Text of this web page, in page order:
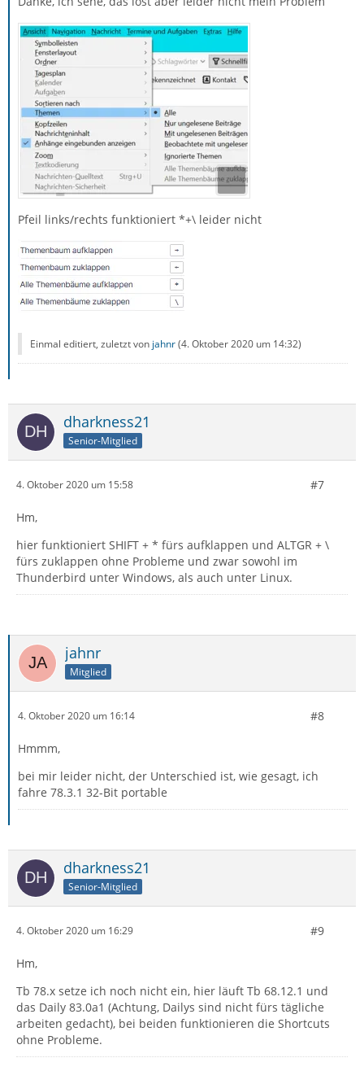
Pfeil links/rechts funktioniert *+\ leider nicht
Einmal editiert, zuletzt von jahnr(4. Oktober 2020 um 14:32)
dharkness21
Senior-Mitglied
4. Oktober 2020 um 15:58 #7
Hm,
hier funktioniert SHIFT + * fürs aufklappen und ALTGR + \
fürs zuklappen ohne Probleme und zwar sowohl im
Thunderbird unter Windows, als auch unter Linux.
jahnr
Mitglied
4. Oktober 2020 um 16:14 #8
Hmmm,
bei mir leider nicht, der Unterschied ist, wie gesagt, ich
fahre 78.3.1 32-Bit portable
dharkness21
Senior-Mitglied
4. Oktober 2020 um 16:29 #9
Hm,
Tb 78.x setze ich noch nicht ein, hier läuft Tb 68.12.1 und
das Daily 83.0a1 (Achtung, Dailys sind nicht fürs tägliche
arbeiten gedacht), bei beiden funktionieren die Shortcuts
ohne Probleme.